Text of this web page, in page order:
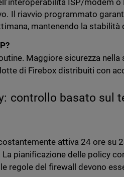
ISP/modem o
Il riavvio programmato
mantenendo la stabilità
Maggiore sicurezza
di Firebox distribuiti con
controllo basato sul
attiva 24 ore su
pianificazione delle policy
regole del firewall devono